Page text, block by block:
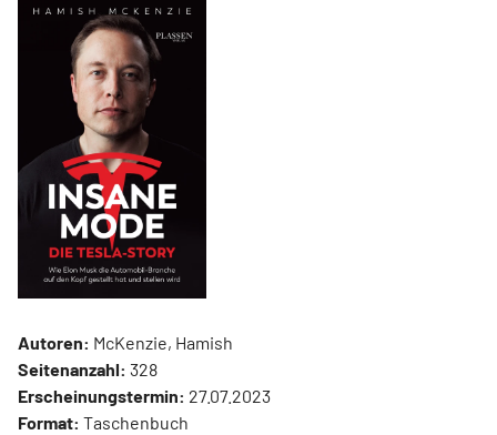
Autoren: McKenzie, Hamish
Seitenanzahl: 328
Erscheinungstermin: 27.07.2023
Format: Taschenbuch